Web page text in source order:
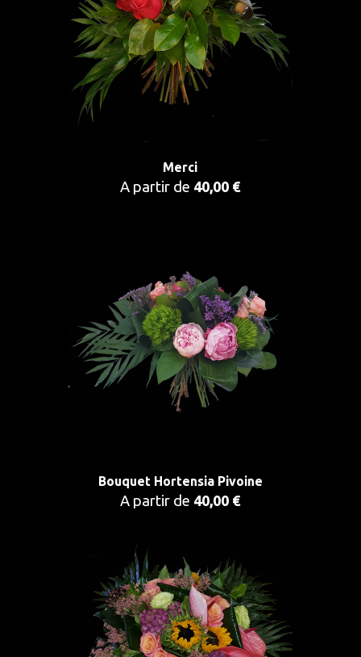
Merci
A partir de 40,00 €
Bouquet Hortensia Pivoine
A partir de 40,00 €